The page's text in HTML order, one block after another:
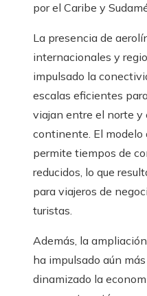
por el Caribe y
La presencia de
internacionales y
impulsado la
escalas eficientes
viajan entre el norte y
continente. El modelo
permite tiempos de
reducidos, lo que
para viajeros de
turistas.
Además, la
ha impulsado aún
dinamizado la